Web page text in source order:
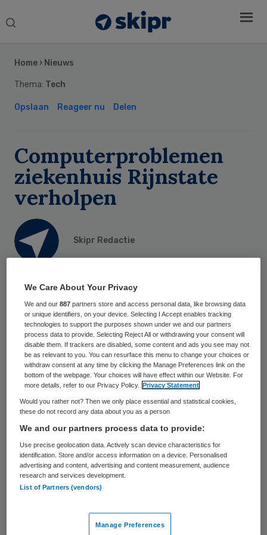
Search
Home › Nieuws
Thema: Tech
Opslaan Reageer nu Delen
Computerproblemen
ziekenhuis Rijnstate
verholpen
Skipr Redactie
638 keer gelezen
De computerstoring bij het Rijnstate
ziekenhuis in Arnhem van vanochtend is
verholpen.
Het Arnhemse ziekenhuis heeft de
computerstoring zo ver verholpen dat de
afspraken die voor deze middag op de
agenda staan doorgang kunnen vinden.
Afspraken in ochtend afgezegd
Afspraken voor de afgelopen ochtend
Sidebar
We Care About Your Privacy
We and our887 partners store and access personal data, like browsing data
or unique identifiers, on your device. Selecting I Accept enables tracking
technologies to support the purposes shown under we and our partners
process data to provide. Selecting Reject All or withdrawing your consent will
disable them. If trackers are disabled, some content and ads you see may not
be as relevant to you. You can resurface this menu to change your choices or
withdraw consent at any time by clicking the Manage Preferences link on the
bottom of the webpage. Your choices will have effect within our Website. For
more details, refer to our Privacy Policy.
Privacy Statement
Would you rather not? Then we only place essential and statistical cookies,
these do not record any data about you as a person
We and our partners process data to provide:
Use precise geolocation data. Actively scan device characteristics for
identification. Store and/or access information on a device. Personalised
advertising and content, advertising and content measurement, audience
research and services development.
List of Partners (vendors)
Manage Preferences